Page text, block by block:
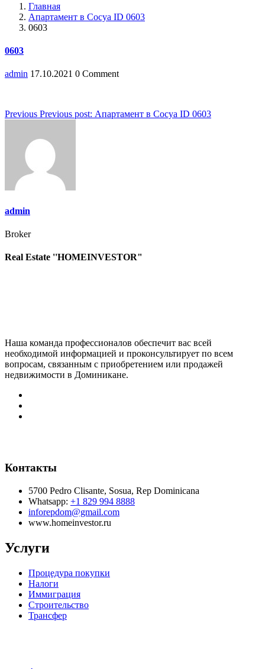
Главная
Апартамент в Сосуа ID 0603
0603
0603
admin 17.10.2021 0 Comment
Навигация
записям
Previous Previous post: Апартамент в Сосуа ID 0603
admin
Broker
Real Estate ''HOMEINVESTOR"
Наша команда профессионалов обеспечит вас всей
необходимой информацией и проконсультирует по всем
вопросам, связанным с приобретением или продажей
недвижимости в Доминикане.
Контакты
5700 Pedro Clisante, Sosua, Rep Dominicana
Whatsapp: +1 829 994 8888
inforepdom@gmail.com
www.homeinvestor.ru
Услуги
Процедура покупки
Налоги
Иммиграция
Строительство
Трансфер